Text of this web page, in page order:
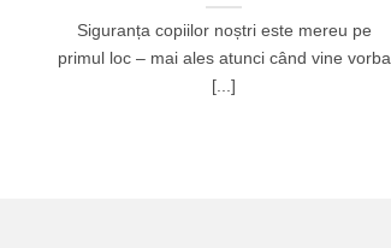
Siguranța copiilor noștri este mereu pe
primul loc – mai ales atunci când vine vorba
[...]